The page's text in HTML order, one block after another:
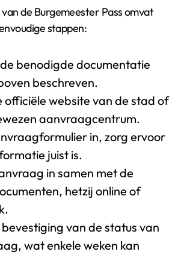
de Burgemeester Pass omvat
stappen:
benodigde documentatie
beschreven.
officiële website van de stad of
aanvraagcentrum.
in, zorg ervoor
juist is.
in samen met de
hetzij online of
van de status van
wat enkele weken kan